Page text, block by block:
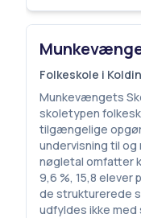
Folkeskole i
Munkevængets
skoletypen
tilgængelige
undervisning til og
nøgletal omfatter
9,6 %, 15,8 elever
de strukturerede
udfyldes ikke med